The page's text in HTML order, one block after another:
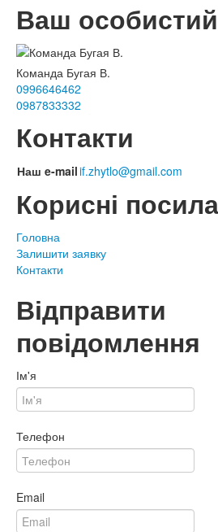
Ваш
Команда Бугая В.
0996646462
0987833332
Контакти
Наш e-mailif.zhytlo@gmail.com
Корисні
Головна
Залишити заявку
Контакти
Відправити
повідомлення
Ім'я
Телефон
Email